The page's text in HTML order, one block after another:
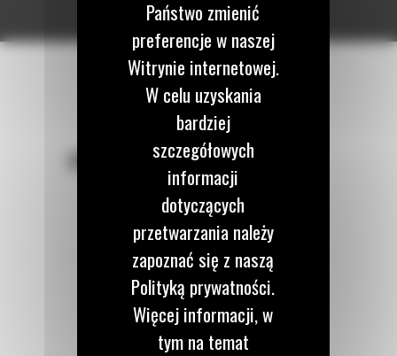
POZOSTAŃMY W KONTAKCIE
Zadzwoń do nas
122 100 122
Państwo zmienić
preferencje w naszej
Witrynie internetowej.
W celu uzyskania
bardziej
szczegółowych
informacji
dotyczących
przetwarzania należy
zapoznać się z naszą
Polityką prywatności.
Więcej informacji, w
tym na temat